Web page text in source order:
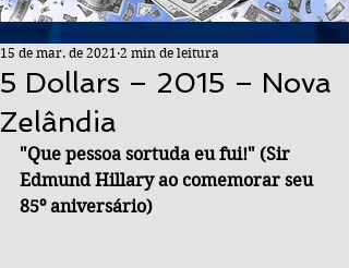
5 Dollars – 2015 – Nova
Zelândia
15 de mar. de 2021 2 min de leitura
"Que pessoa sortuda eu fui!" (Sir
Edmund Hillary ao comemorar seu
85º aniversário)